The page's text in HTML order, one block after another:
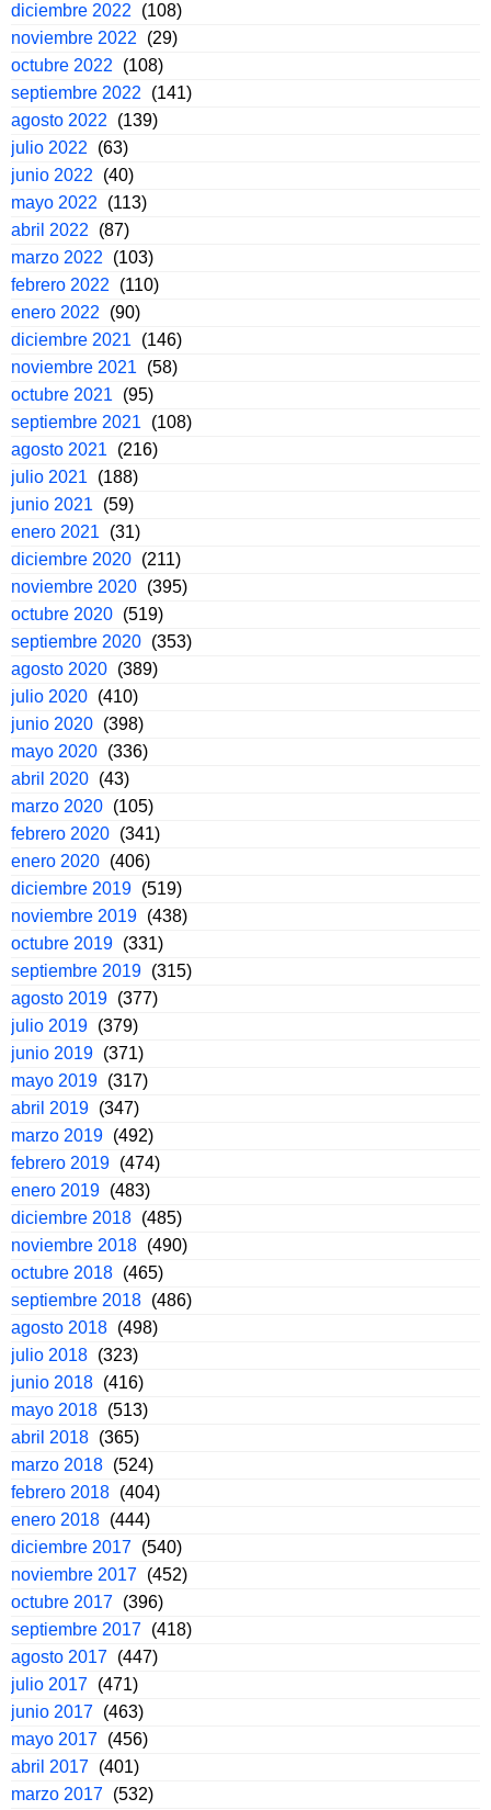
diciembre 2022
(108)
noviembre 2022
(29)
octubre 2022
(108)
septiembre 2022
(141)
agosto 2022
(139)
julio 2022
(63)
junio 2022
(40)
mayo 2022
(113)
abril 2022
(87)
marzo 2022
(103)
febrero 2022
(110)
enero 2022
(90)
diciembre 2021
(146)
noviembre 2021
(58)
octubre 2021
(95)
septiembre 2021
(108)
agosto 2021
(216)
julio 2021
(188)
junio 2021
(59)
enero 2021
(31)
diciembre 2020 (211)
noviembre 2020 (395)
octubre 2020 (519)
septiembre 2020 (353)
agosto 2020 (389)
julio 2020 (410)
junio 2020 (398)
mayo 2020 (336)
abril 2020 (43)
marzo 2020 (105)
febrero 2020 (341)
enero 2020 (406)
diciembre 2019 (519)
noviembre 2019 (438)
octubre 2019 (331)
septiembre 2019 (315)
agosto 2019 (377)
julio 2019 (379)
junio 2019 (371)
mayo 2019 (317)
abril 2019 (347)
marzo 2019 (492)
febrero 2019 (474)
enero 2019 (483)
diciembre 2018 (485)
noviembre 2018 (490)
octubre 2018 (465)
septiembre 2018 (486)
agosto 2018 (498)
julio 2018 (323)
junio 2018 (416)
mayo 2018 (513)
abril 2018 (365)
marzo 2018 (524)
febrero 2018 (404)
enero 2018 (444)
diciembre 2017 (540)
noviembre 2017 (452)
octubre 2017 (396)
septiembre 2017 (418)
agosto 2017 (447)
julio 2017 (471)
junio 2017 (463)
mayo 2017 (456)
abril 2017 (401)
marzo 2017 (532)